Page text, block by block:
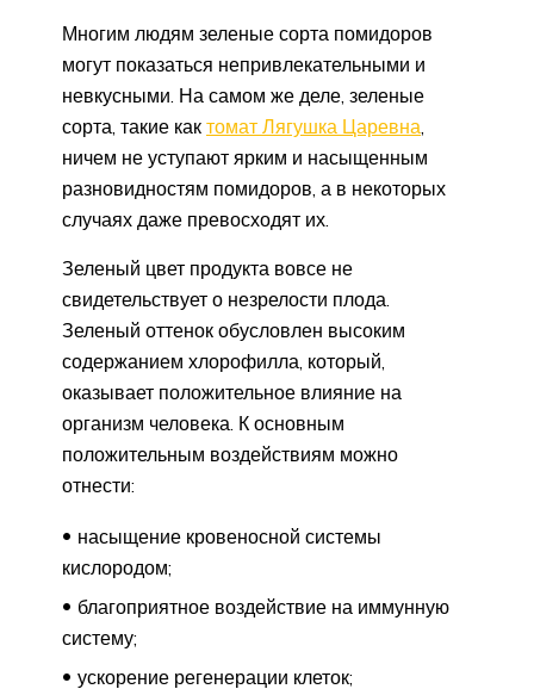
Многим людям зеленые сорта помидоров
могут показаться непривлекательными и
невкусными. На самом же деле, зеленые
сорта, такие как томат Лягушка Царевна
ничем не уступают ярким и насыщенным
разновидностям помидоров, а в некоторых
случаях даже превосходят их.
Зеленый цвет продукта вовсе не
свидетельствует о незрелости плода.
Зеленый оттенок обусловлен высоким
содержанием хлорофилла, который,
оказывает положительное влияние на
организм человека. К основным
положительным воздействиям можно
отнести:
насыщение кровеносной системы
кислородом;
благоприятное воздействие на иммунную
систему;
ускорение регенерации клеток;